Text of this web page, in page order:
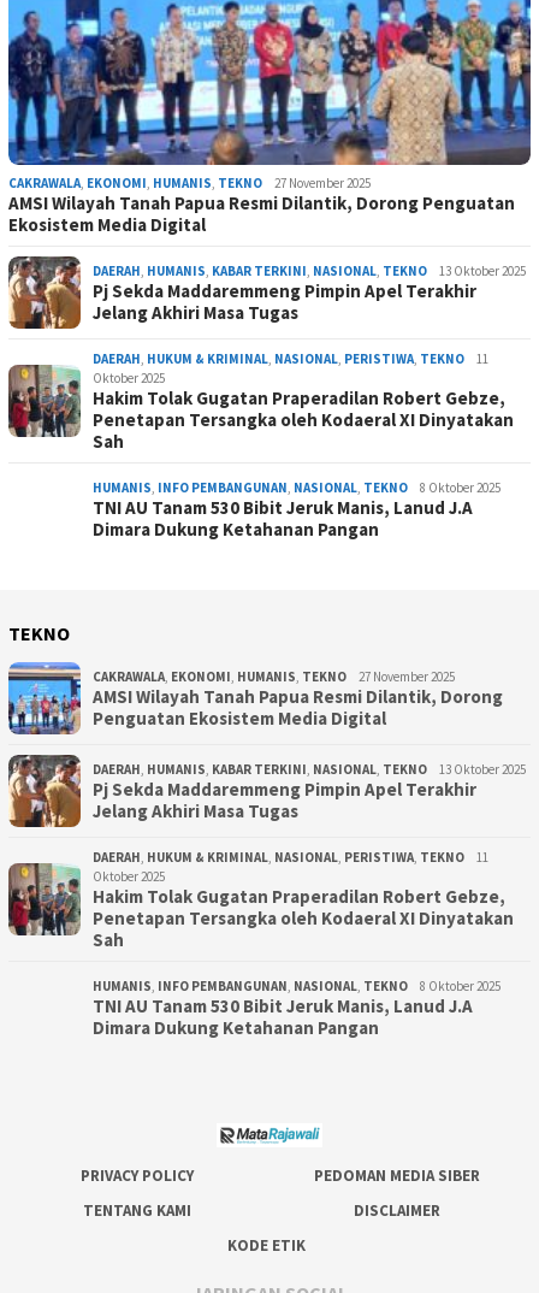
CAKRAWALA, EKONOMI, HUMANIS, TEKNO 27 November 2025
AMSI Wilayah Tanah Papua Resmi Dilantik, Dorong Penguatan
Ekosistem Media Digital
DAERAH, HUMANIS, KABAR TERKINI, NASIONAL, TEKNO 13 Oktober 2025
Pj Sekda Maddaremmeng Pimpin Apel Terakhir
Jelang Akhiri Masa Tugas
DAERAH, HUKUM & KRIMINAL, NASIONAL, PERISTIWA, TEKNO
11
Oktober 2025
Hakim Tolak Gugatan Praperadilan Robert Gebze,
Penetapan Tersangka oleh Kodaeral XI Dinyatakan
Sah
HUMANIS, INFO PEMBANGUNAN, NASIONAL, TEKNO 8 Oktober 2025
TNI AU Tanam 530 Bibit Jeruk Manis, Lanud J.A
Dimara Dukung Ketahanan Pangan
TEKNO
CAKRAWALA, EKONOMI, HUMANIS, TEKNO 27 November 2025
AMSI Wilayah Tanah Papua Resmi Dilantik, Dorong
Penguatan Ekosistem Media Digital
DAERAH, HUMANIS, KABAR TERKINI, NASIONAL, TEKNO 13 Oktober 2025
Pj Sekda Maddaremmeng Pimpin Apel Terakhir
Jelang Akhiri Masa Tugas
DAERAH, HUKUM & KRIMINAL, NASIONAL, PERISTIWA, TEKNO
11
Oktober 2025
Hakim Tolak Gugatan Praperadilan Robert Gebze,
Penetapan Tersangka oleh Kodaeral XI Dinyatakan
Sah
HUMANIS, INFO PEMBANGUNAN, NASIONAL, TEKNO 8 Oktober 2025
TNI AU Tanam 530 Bibit Jeruk Manis, Lanud J.A
Dimara Dukung Ketahanan Pangan
PRIVACY POLICY
PEDOMAN MEDIA SIBER
TENTANG KAMI
DISCLAIMER
KODE ETIK